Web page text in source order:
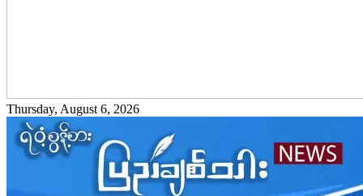
Thursday, August 6, 2026